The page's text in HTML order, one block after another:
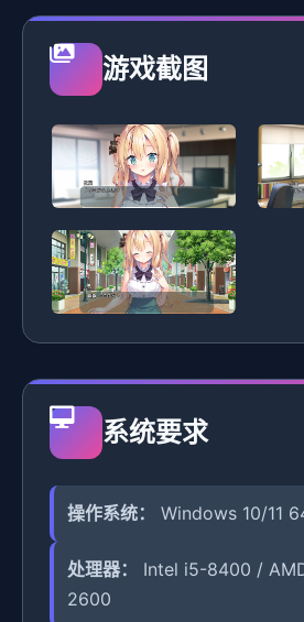
游戏截图
系统要求
操作系统： Windows 10/11
处理器：
Intel i5-8400 /
2600